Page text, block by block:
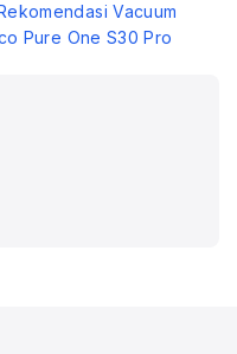
Vacuum
Pure One S30 Pro